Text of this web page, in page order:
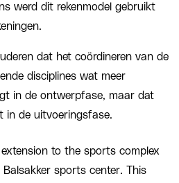
werd dit rekenmodel gebruikt
dat het coördineren van de
disciplines wat meer
in de ontwerpfase, maar dat
in de uitvoeringsfase.
to the sports complex
sports center. This